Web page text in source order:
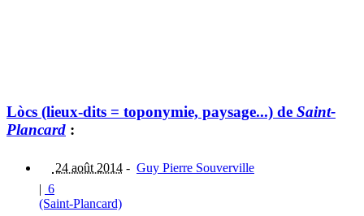
Lòcs (lieux-dits = toponymie, paysage...) de Saint-
Plancard :
24 août 2014 - Guy Pierre Souverville
| 6
(Saint-Plancard)